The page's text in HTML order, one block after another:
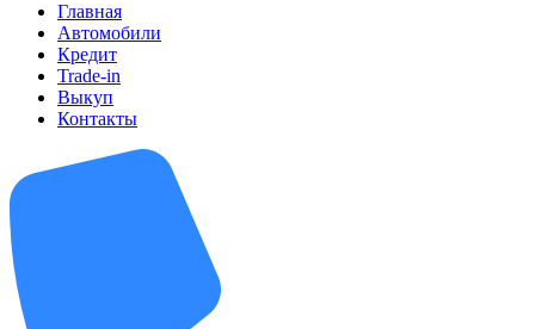
Главная
Автомобили
Кредит
Trade-in
Выкуп
Контакты